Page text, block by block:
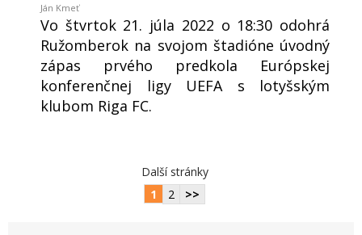
Ján Kmeť
Vo štvrtok 21. júla 2022 o 18:30 odohrá
Ružomberok na svojom štadióne úvodný
zápas prvého predkola Európskej
konferenčnej ligy UEFA s lotyšským
klubom Riga FC.
Další stránky
1
2 >>